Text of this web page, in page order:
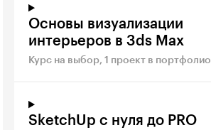
Основы визуализации
интерьеров в 3ds Max
Курс на выбор, 1 проект в портфолио
SketchUp с нуля до PRO